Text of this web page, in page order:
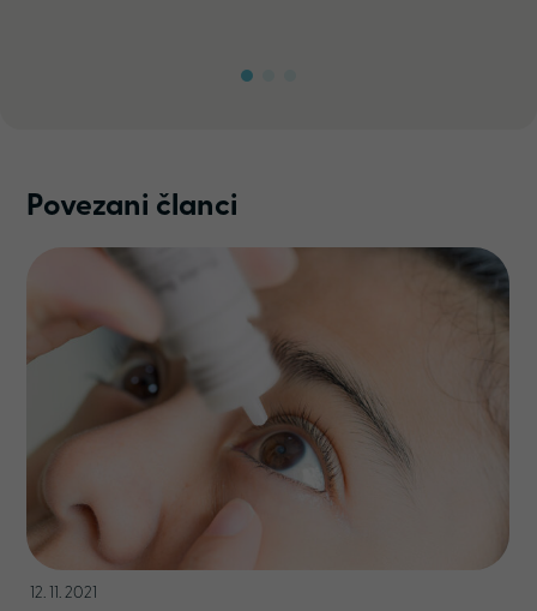
Povezani članci
12. 11. 2021